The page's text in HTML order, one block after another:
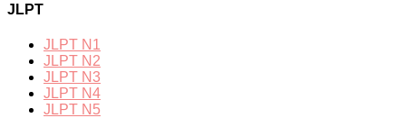
JLPT
JLPT N1
JLPT N2
JLPT N3
JLPT N4
JLPT N5